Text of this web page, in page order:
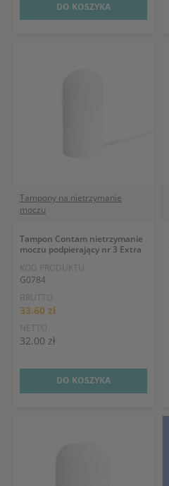
DO KOSZYKA
Tampony na nietrzymanie
moczu
Tampon Contam nietrzymanie
moczu podpierający nr 3 Extra
KOD PRODUKTU:
G0784
BRUTTO
33.60 zł
NETTO
32.00 zł
DO KOSZYKA